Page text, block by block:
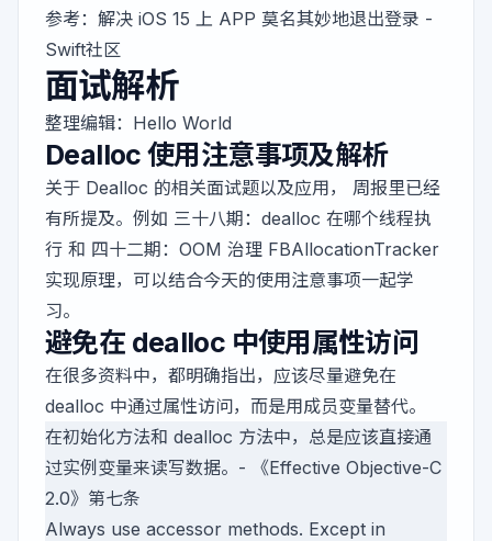
参考： 解决 iOS 15 上 APP 莫名其妙地退出登录 -
Swift社区
面试解析
整理编辑： Hello World
Dealloc 使用注意事项及解析
关于 Dealloc 的相关面试题以及应用， 周报里已经
有所提及。例如 三十八期：dealloc 在哪个线程执
行 和 四十二期：OOM 治理 FBAllocationTracker
实现原理，可以结合今天的使用注意事项一起学
习。
避免在 dealloc 中使用属性访问
在很多资料中，都明确指出，应该尽量避免在
dealloc 中通过属性访问，而是用成员变量替代。
在初始化方法和 dealloc 方法中，总是应该直接通
过实例变量来读写数据。- 《Effective Objective-C
2.0》第七条
Always use accessor methods. Except in